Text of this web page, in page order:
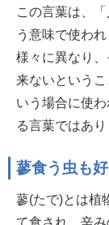
この言葉は、
う意味で使わ
様々に異なり
来ないという
いう場合に使
る言葉ではあり
蓼食う虫も
蓼(たで)とは植
て食され、辛